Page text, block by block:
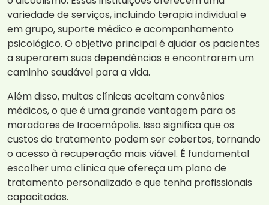
variedade de serviços, incluindo terapia individual e
em grupo, suporte médico e acompanhamento
psicológico. O objetivo principal é ajudar os pacientes
a superarem suas dependências e encontrarem um
caminho saudável para a vida.
Além disso, muitas clínicas aceitam convênios
médicos, o que é uma grande vantagem para os
moradores de Iracemápolis. Isso significa que os
custos do tratamento podem ser cobertos, tornando
o acesso à recuperação mais viável. É fundamental
escolher uma clínica que ofereça um plano de
tratamento personalizado e que tenha profissionais
capacitados.